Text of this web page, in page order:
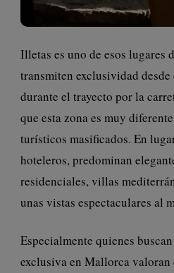
Illetas es uno de esos lugares
transmiten exclusividad
durante el trayecto por la
que esta zona es muy
turísticos masificados. En
hoteleros, predominan
residenciales, villas
unas vistas espectaculares al
Especialmente quienes
exclusiva en Mallorca valoran